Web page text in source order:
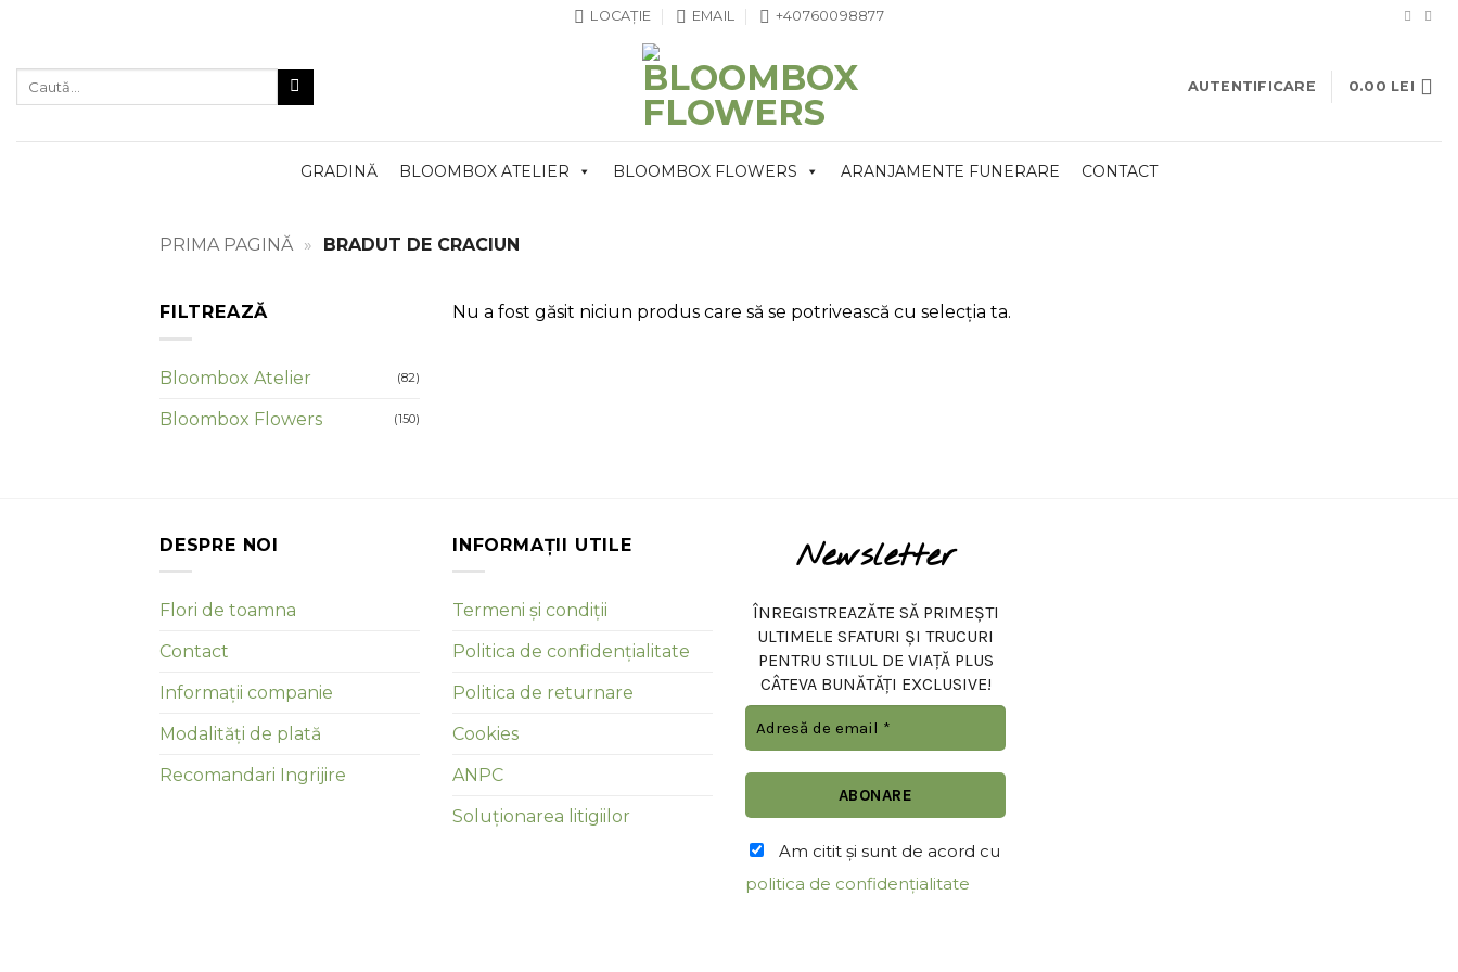
content
LOCAȚIE EMAIL +40760098877
AUTENTIFICARE 0.00 LEI
GRADINĂ BLOOMBOX ATELIER BLOOMBOX FLOWERS ARANJAMENTE FUNERARE CONTACT
PRIMA PAGINĂ » BRADUT DE CRACIUN
FILTREAZĂ
Bloombox Atelier (82)
Bloombox Flowers (150)
Nu a fost găsit niciun produs care să se potrivească cu selecția ta.
DESPRE NOI
Flori de toamna
Contact
Informații companie
Modalități de plată
Recomandari Ingrijire
INFORMAȚII UTILE
Termeni și condiții
Politica de confidențialitate
Politica de returnare
Cookies
ANPC
Soluționarea litigiilor
Newsletter
ÎNREGISTREAZĂTE SĂ PRIMEȘTI
ULTIMELE SFATURI ȘI TRUCURI
PENTRU STILUL DE VIAȚĂ PLUS
CÂTEVA BUNĂTĂȚI EXCLUSIVE!
Am citit şi sunt de acord cu
politica de confidențialitate